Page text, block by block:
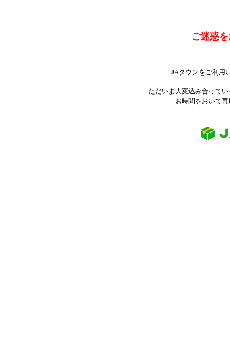
ご迷惑
JAタウンをご利用
ただいま大変込み合って
お時間をおいて